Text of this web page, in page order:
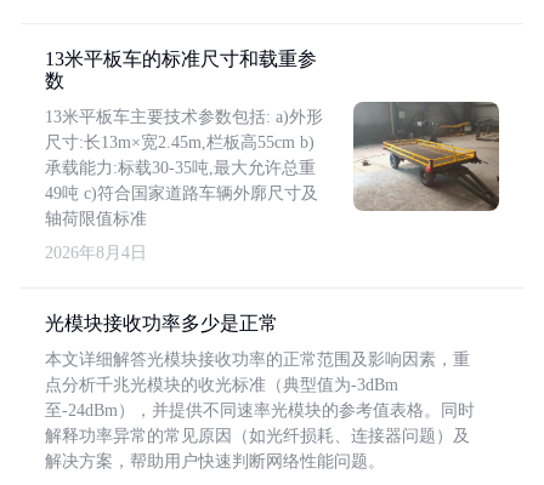
13米平板车的标准尺寸和载重参
数
13米平板车主要技术参数包括: a)外形
尺寸:长13m×宽2.45m,栏板高55cm b)
承载能力:标载30-35吨,最大允许总重
49吨 c)符合国家道路车辆外廓尺寸及
轴荷限值标准
2026年8月4日
光模块接收功率多少是正常
本文详细解答光模块接收功率的正常范围及影响因素，重
点分析千兆光模块的收光标准（典型值为-3dBm
至-24dBm），并提供不同速率光模块的参考值表格。同时
解释功率异常的常见原因（如光纤损耗、连接器问题）及
解决方案，帮助用户快速判断网络性能问题。